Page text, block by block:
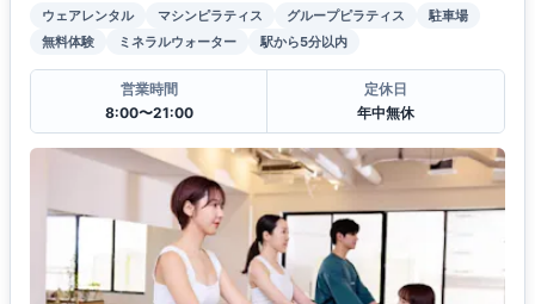
ウェアレンタル マシンピラティス グループピラティス
駐車場
無料体験
ミネラルウォーター 駅から5分以内
営業時間
8:00〜21:00
定休日
年中無休